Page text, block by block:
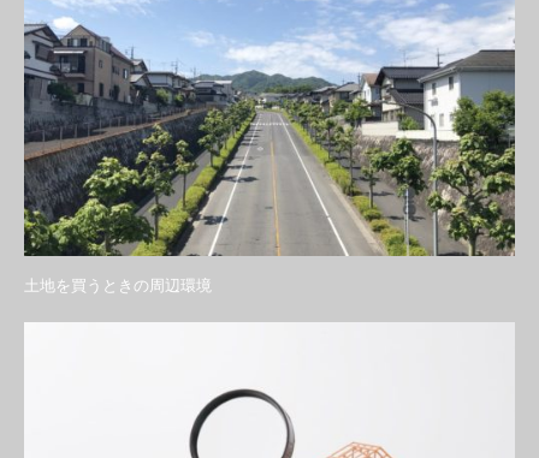
土地を買うときの周辺環境